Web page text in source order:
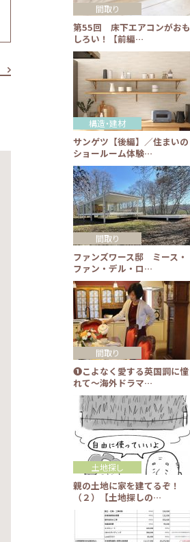
第55回 床下エアコンがおも
しろい！【前編…
間取り
サンゲツ【後編】／住まいの
ショールーム体験…
構造・建材
ファンズワース邸 ミース・
ファン・デル・ロ…
間取り
❶こよなく愛する英国調に憧
れて～海外ドラマ…
間取り
親の土地に家を建てるぞ！
（２）【土地探しの…
土地探し